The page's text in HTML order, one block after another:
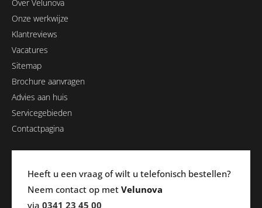
Over Velunova
Onze werkwijze
Klantreviews
Vacatures
Sitemap
Brochure aanvragen
Advies aan huis
Servicegebieden
Contactpagina
Heeft u een vraag of wilt u telefonisch bestellen?
Neem contact op met Velunova
via 0341 23 45 00